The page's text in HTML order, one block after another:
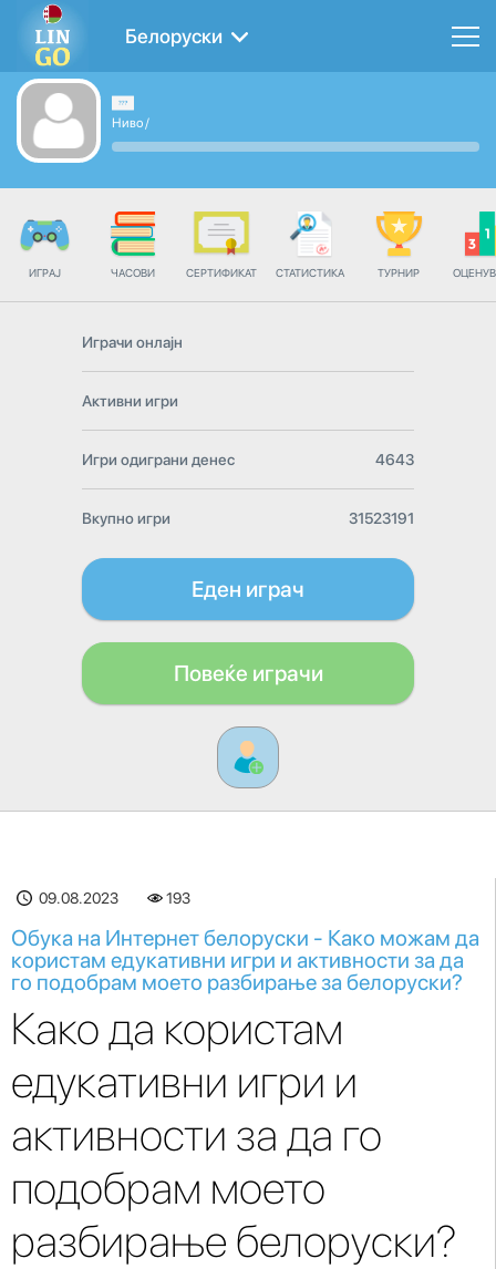
Белоруски
Ниво/
ИГРАЈ ЧАСОВИ СЕРТИФИКАТ СТАТИСТИКА ТУРНИР
Играчи онлајн
Активни игри
Игри одиграни денес 4643
Вкупно игри 31523191
Еден играч
Повеќе играчи
09.08.2023 193
Обука на Интернет белоруски - Како можам да
користам едукативни игри и активности за да
го подобрам моето разбирање за белоруски?
Како да користам
едукативни игри и
активности за да го
подобрам моето
разбирање белоруски?